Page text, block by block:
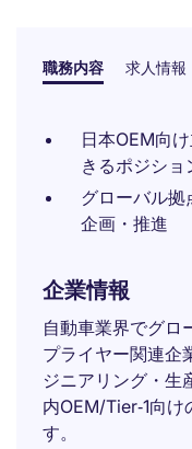
職務内容 求人情報
日本OEM向
きるポジショ
グローバル拠
企画・推進
企業情報
自動車業界でグロ
プライヤー関連企
ジニアリング・生
内OEM/Tier‑1向
す。